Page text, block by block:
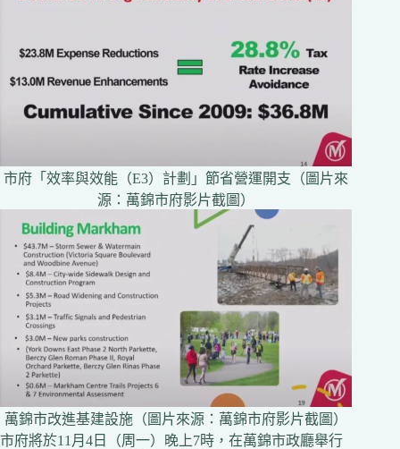
市府「效率與效能（E3）計劃」節省營運開支（圖片來
源：萬錦市府影片截圖）
萬錦市改進基建設施（圖片來源：萬錦市府影片截圖）
市府將於11月4日（周一）晚上7時，在萬錦市政廳舉行